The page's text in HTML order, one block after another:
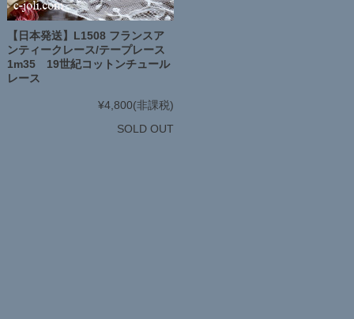
【日本発送】L1508 フランスア
ンティークレース/テープレース
1m35 19世紀コットンチュール
レース
¥4,800(非課税)
SOLD OUT